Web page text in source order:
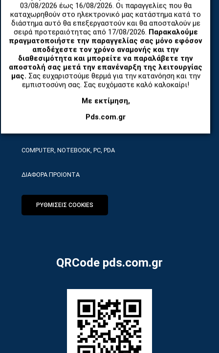
03/08/2026 έως 16/08/2026. Οι παραγγελίες που θα
καταχωρηθούν στο ηλεκτρονικό μας κατάστημα κατά το
διάστημα αυτό θα επεξεργαστούν και θα αποσταλούν με
σειρά προτεραιότητας από 17/08/2026. Παρακαλούμε
πραγματοποιήστε την παραγγελίας σας μόνο εφόσον
αποδέχεστε τον χρόνο αναμονής και την
διαθεσιμότητα και μπορείτε να παραλάβετε την
αποστολή σας μετά την επανέναρξη της λειτουργίας
μας. Σας ευχαριστούμε θερμά για την κατανόηση και την
εμπιστοσύνη σας. Σας ευχόμαστε καλό καλοκαίρι!
Με εκτίμηση,
Pds.com.gr
ΑΝΤΑΛΛΑΚΤΙΚΑ ΚΑΙ ΑΞΕΣΟΥΑΡ ΚΙΝΗΤΩΝ ΤΗΛΕΦΩΝΩΝ
TABLET
ΤΗΛΕΠΙΚΟΙΝΩΝΙΕΣ, ΑΣΥΡΜΑΤΑ, FCT
COMPUTER, NOTEBOOK, PC, PDA
ΔΙΑΦΟΡΑ ΠΡΟΙΟΝΤΑ
ΡΥΘΜΙΣΕΙΣ COOKIES
QRCode pds.com.gr